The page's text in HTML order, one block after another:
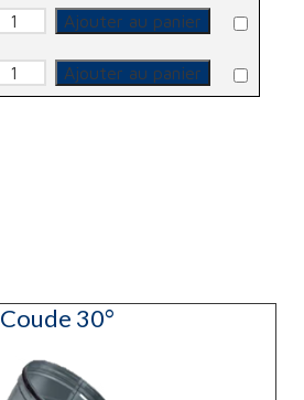
quantité
deAjouter au panier
quantité
de
Piquage
Ajouter au panier
Coude 30°